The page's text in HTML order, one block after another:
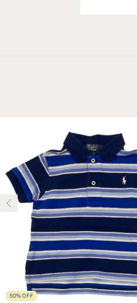
50% OFF